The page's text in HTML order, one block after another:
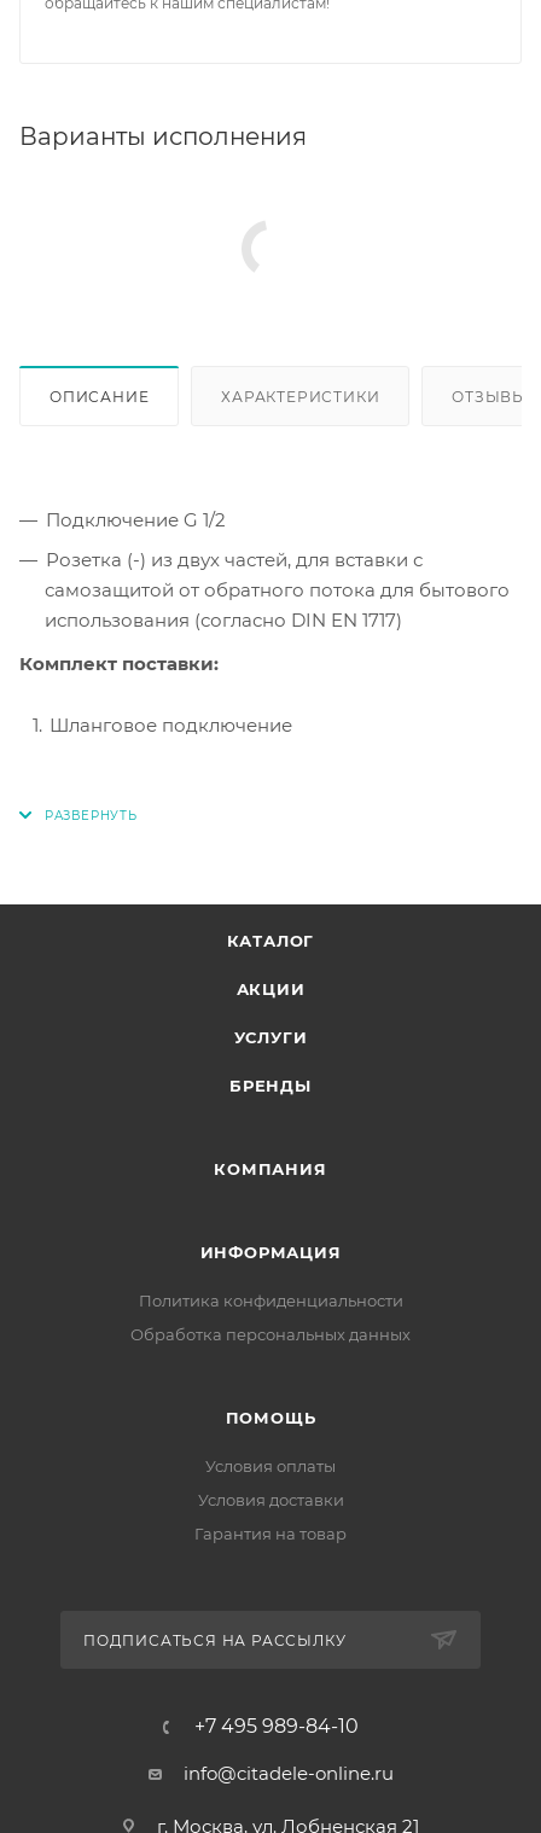
Варианты исполнения
ОПИСАНИЕ ХАРАКТЕРИСТИКИ ОТЗЫВЫ
Подключение G 1/2
Розетка (-) из двух частей, для вставки с
самозащитой от обратного потока для бытового
использования (согласно DIN EN 1717)
Комплект поставки:
Шланговое подключение
КАТАЛОГ
АКЦИИ
УСЛУГИ
БРЕНДЫ
КОМПАНИЯ
ИНФОРМАЦИЯ
Политика конфиденциальности
Обработка персональных данных
ПОМОЩЬ
Условия оплаты
Условия доставки
Гарантия на товар
ПОДПИСАТЬСЯ НА РАССЫЛКУ
+7 495 989-84-10
info@citadele-online.ru
г. Москва, ул. Лобненская 21